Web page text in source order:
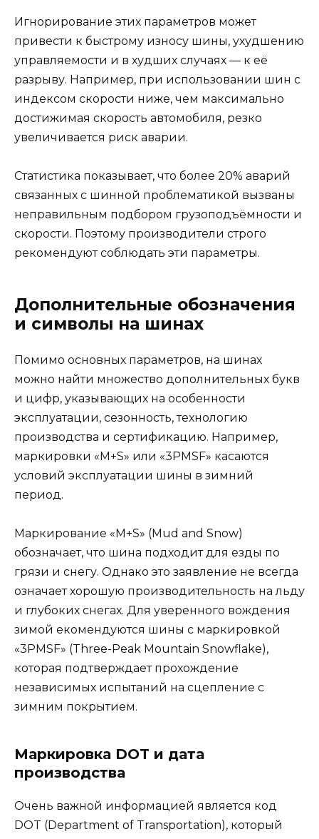
Игнорирование этих параметров может
привести к быстрому износу шины, ухудшению
управляемости и в худших случаях — к её
разрыву. Например, при использовании шин с
индексом скорости ниже, чем максимально
достижимая скорость автомобиля, резко
увеличивается риск аварии.
Статистика показывает, что более 20% аварий
связанных с шинной проблематикой вызваны
неправильным подбором грузоподъёмности и
скорости. Поэтому производители строго
рекомендуют соблюдать эти параметры.
Дополнительные обозначения
и символы на шинах
Помимо основных параметров, на шинах
можно найти множество дополнительных букв
и цифр, указывающих на особенности
эксплуатации, сезонность, технологию
производства и сертификацию. Например,
маркировки «M+S» или «3PMSF» касаются
условий эксплуатации шины в зимний
период.
Маркирование «M+S» (Mud and Snow)
обозначает, что шина подходит для езды по
грязи и снегу. Однако это заявление не всегда
означает хорошую производительность на льду
и глубоких снегах. Для уверенного вождения
зимой екомендуются шины с маркировкой
«3PMSF» (Three-Peak Mountain Snowflake),
которая подтверждает прохождение
независимых испытаний на сцепление с
зимним покрытием.
Маркировка DOT и дата
производства
Очень важной информацией является код
DOT (Department of Transportation), который